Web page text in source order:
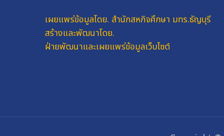
เผยแพร่ข้อมูลโดย. สำนักสหกิจศึกษา มทร.ธัญบุรี
สร้างและพัฒนาโดย.
ฝ่ายพัฒนาและเผยแพร่ข้อมูลเว็บไซต์